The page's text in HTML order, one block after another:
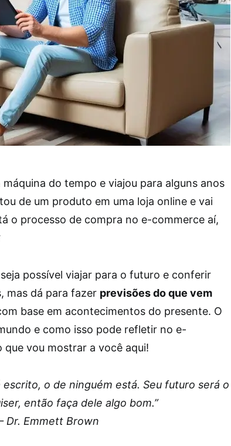
do tempo e viajou para alguns anos
de um produto em uma loja online e vai
o processo de compra no e-commerce aí,
possível viajar para o futuro e conferir
mas dá para fazer previsões do que vem
base em acontecimentos do presente. O
e como isso pode refletir no e-
que vou mostrar a você aqui!
escrito, o de ninguém está. Seu futuro será o
então faça dele algo bom.”
Dr. Emmett Brown